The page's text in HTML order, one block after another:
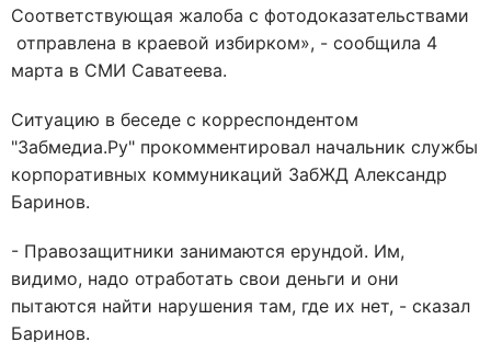
Соответствующая жалоба с фотодоказательствами
отправлена в краевой избирком», - сообщила 4
марта в СМИ Саватеева.
Ситуацию в беседе с корреспондентом
"Забмедиа.Ру" прокомментировал начальник службы
корпоративных коммуникаций ЗабЖД Александр
Баринов.
- Правозащитники занимаются ерундой. Им,
видимо, надо отработать свои деньги и они
пытаются найти нарушения там, где их нет, - сказал
Баринов.